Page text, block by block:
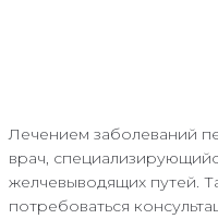
Лечением заболеваний
врач,
желчевыводящих путей.
потребоваться